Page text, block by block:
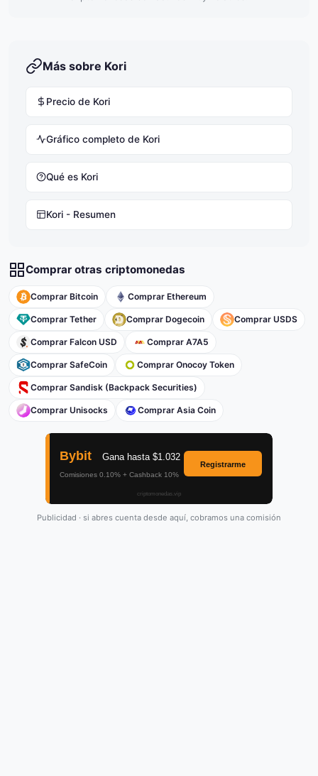
Más sobre Kori
Precio de Kori
Gráfico completo de Kori
Qué es Kori
Kori - Resumen
Comprar otras criptomonedas
Comprar Bitcoin Comprar Ethereum
Comprar Tether Comprar Dogecoin Comprar USDS
Comprar Falcon USD Comprar A7A5
Comprar SafeCoin Comprar Onocoy Token
Comprar Sandisk (Backpack Securities)
Comprar Unisocks Comprar Asia Coin
Publicidad · si abres cuenta desde aquí, cobramos una comisión